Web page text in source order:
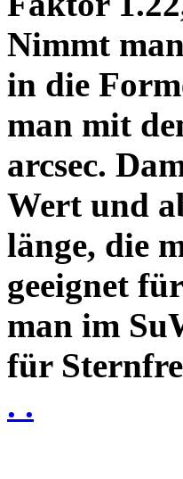
Nimmt
in die
man mit
arcsec.
Wert und
länge, die
geeignet
man im
für
. .